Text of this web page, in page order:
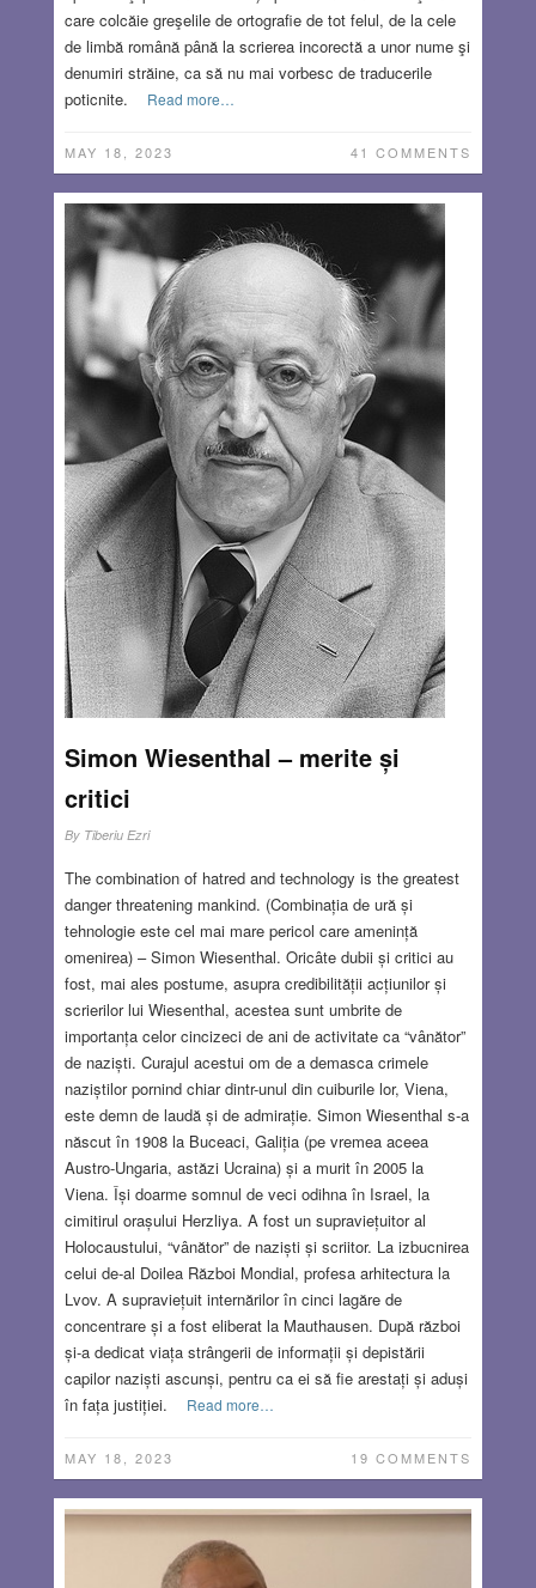
care colcăie greşelile de ortografie de tot felul, de la cele
de limbă română până la scrierea incorectă a unor nume şi
denumiri străine, ca să nu mai vorbesc de traducerile
poticnite.
Read more…
MAY 18, 2023 41 COMMENTS
Simon Wiesenthal – merite și
critici
By Tiberiu Ezri
The combination of hatred and technology is the greatest
danger threatening mankind. (Combinația de ură și
tehnologie este cel mai mare pericol care amenință
omenirea) – Simon Wiesenthal. Oricâte dubii și critici au
fost, mai ales postume, asupra credibilității acțiunilor și
scrierilor lui Wiesenthal, acestea sunt umbrite de
importanța celor cincizeci de ani de activitate ca “vânător”
de naziști. Curajul acestui om de a demasca crimele
naziștilor pornind chiar dintr-unul din cuiburile lor, Viena,
este demn de laudă și de admirație. Simon Wiesenthal s-a
născut în 1908 la Buceaci, Galiția (pe vremea aceea
Austro-Ungaria, astăzi Ucraina) și a murit în 2005 la
Viena. Își doarme somnul de veci odihna în Israel, la
cimitirul orașului Herzliya. A fost un supraviețuitor al
Holocaustului, “vânător” de naziști și scriitor. La izbucnirea
celui de-al Doilea Război Mondial, profesa arhitectura la
Lvov. A supraviețuit internărilor în cinci lagăre de
concentrare și a fost eliberat la Mauthausen. După război
și-a dedicat viața strângerii de informații și depistării
capilor naziști ascunși, pentru ca ei să fie arestați și aduși
în fața justiției.
Read more…
MAY 18, 2023 19 COMMENTS